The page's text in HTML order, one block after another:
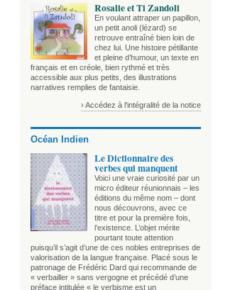
Rosalie et Ti Zandoli
En voulant attraper un papillon,
un petit anoli (lézard) se
retrouve entraîné bien loin de
chez lui. Une histoire pétillante
et pleine d’humour, un texte en
français et en créole, bien rythmé et très
accessible aux plus petits, des illustrations
narratives remplies de fantaisie.
› Accédez à l'intégralité de la notice
Océan Indien
Le Dictionnaire des
verbes qui manquent
Voici une vraie curiosité par un
micro éditeur réunionnais – les
éditions du même nom – dont
nous découvrons, avec ce
titre et pour la première fois,
l’existence. L’objet mérite
pourtant toute attention
puisqu’il s’agit d’une de ces nobles entreprises de
valorisation de la langue française. Placé sous le
patronage de Frédéric Dard qui recommande de
« verbailler » sans vergogne et précédé d’une
préface intitulée « le verbisme est un